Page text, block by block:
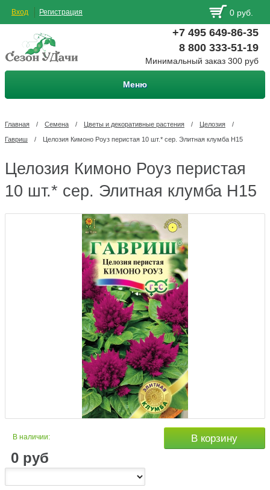
Вход Регистрация 0 руб.
+7 495 649-86-35
8 800 333-51-19
Минимальный заказ 300 руб
Меню
Главная / Семена / Цветы и декоративные растения / Целозия /
Гавриш / Целозия Кимоно Роуз перистая 10 шт.* сер. Элитная клумба Н15
Целозия Кимоно Роуз перистая
10 шт.* сер. Элитная клумба Н15
В наличии:
0 руб
В корзину